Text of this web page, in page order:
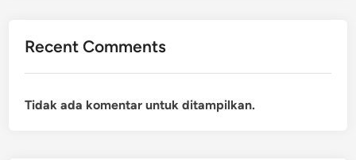
Recent Comments
Tidak ada komentar untuk ditampilkan.